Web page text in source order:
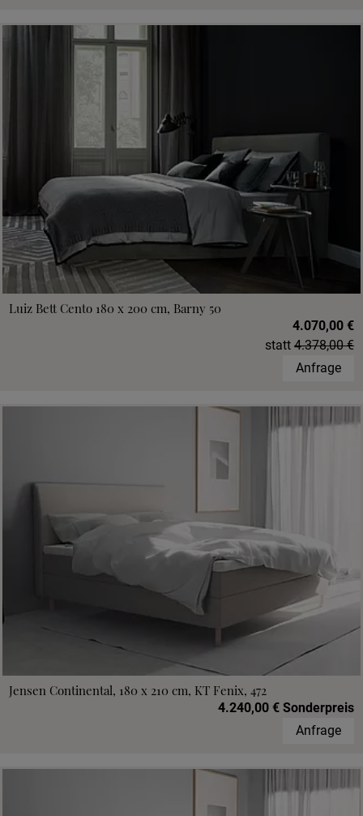
Luiz Bett Cento 180 x 200 cm, Barny 50
4.070,00 €
statt 4.378,00 €
Anfrage
Jensen Continental, 180 x 210 cm, KT Fenix, 472
4.240,00 € Sonderpreis
Anfrage